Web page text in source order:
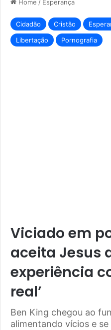
Home / Esperança
Cidadão Cristão
Libertação
Pornografia
Viciado em
aceita Jesus
experiência
real’
Ben King chegou ao
alimentando vícios e